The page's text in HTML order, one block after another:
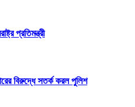
প্রতিমন্ত্রী
বিরুদ্ধে সতর্ক করল পুলিশ